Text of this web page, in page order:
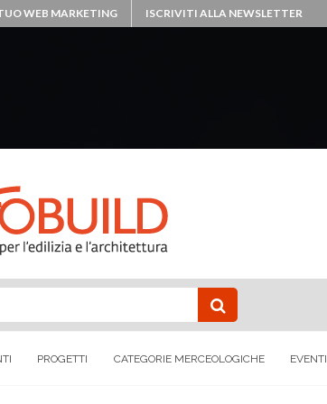
WEB MARKETING ISCRIVITI ALLA NEWSLETTER
PROGETTI CATEGORIE MERCEOLOGICHE EVENTI